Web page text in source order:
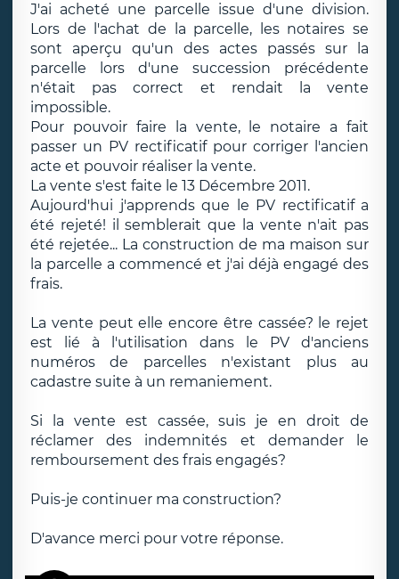
J'ai acheté une parcelle issue d'une division.
Lors de l'achat de la parcelle, les notaires se
sont aperçu qu'un des actes passés sur la
parcelle lors d'une succession précédente
n'était pas correct et rendait la vente
impossible.
Pour pouvoir faire la vente, le notaire a fait
passer un PV rectificatif pour corriger l'ancien
acte et pouvoir réaliser la vente.
La vente s'est faite le 13 Décembre 2011.
Aujourd'hui j'apprends que le PV rectificatif a
été rejeté! il semblerait que la vente n'ait pas
été rejetée... La construction de ma maison sur
la parcelle a commencé et j'ai déjà engagé des
frais.
La vente peut elle encore être cassée? le rejet
est lié à l'utilisation dans le PV d'anciens
numéros de parcelles n'existant plus au
cadastre suite à un remaniement.
Si la vente est cassée, suis je en droit de
réclamer des indemnités et demander le
remboursement des frais engagés?
Puis-je continuer ma construction?
D'avance merci pour votre réponse.